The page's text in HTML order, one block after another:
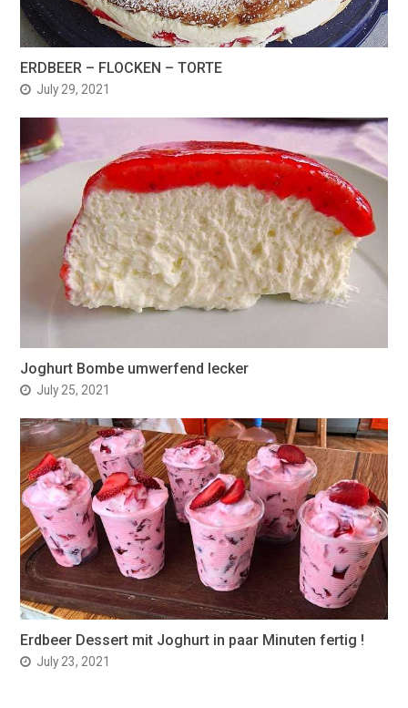
ERDBEER – FLOCKEN – TORTE
July 29, 2021
Joghurt Bombe umwerfend lecker
July 25, 2021
Erdbeer Dessert mit Joghurt in paar Minuten fertig !
July 23, 2021